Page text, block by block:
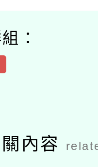
：
內容